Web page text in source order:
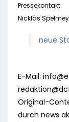
Pressekontakt:
Nicklas
neue
E-Mail:
Original-
durch news